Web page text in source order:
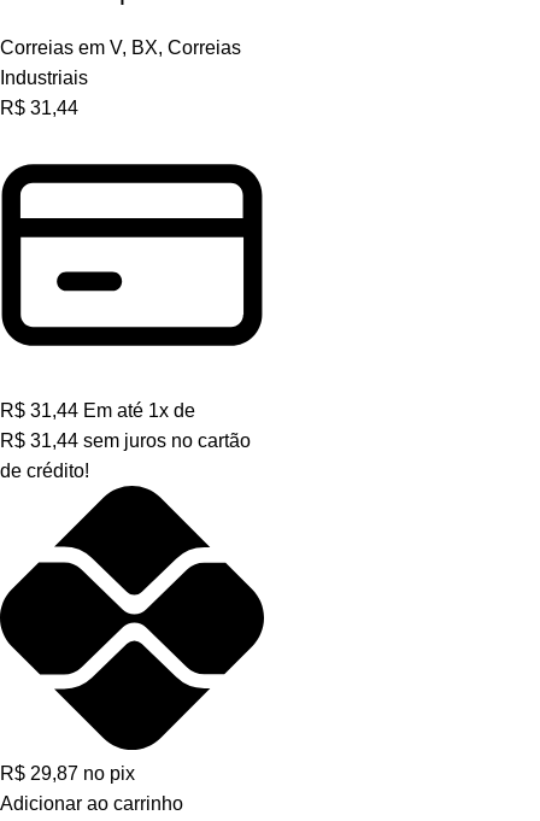
Correias em V, BX, Correias
Industriais
R$ 31,44
R$ 31,44 Em até 1x de
R$ 31,44 sem juros no cartão
de crédito!
R$ 29,87 no pix
Adicionar ao carrinho